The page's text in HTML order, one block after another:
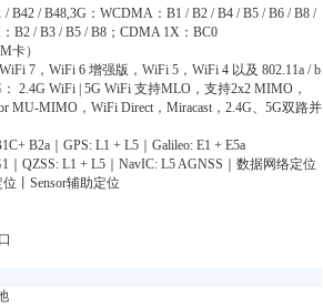
/ B42 / B48,3G：WCDMA：B1 / B2 / B4 / B5 / B6 / B8 /
B2 / B3 / B5 / B8；CDMA 1X：BC0
卡）
7，WiFi 6 增强版，WiFi 5，WiFi 4 以及 802.11a / b
2.4G WiFi | 5G WiFi 支持MLO，支持2x2 MIMO，
MU-MIMO，WiFi Direct，Miracast，2.4G、5G双路并
B2a｜GPS: L1 + L5｜Galileo: E1 + E5a
｜QZSS: L1 + L5｜NavIC: L5 AGNSS｜数据网络定位
位丨Sensor辅助定位